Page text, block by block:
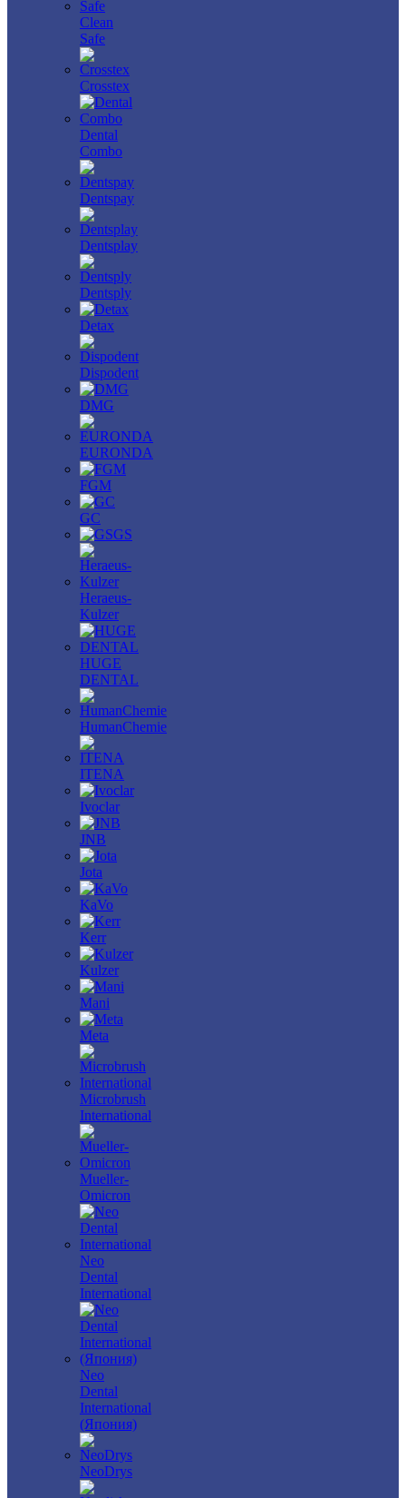
Clean
Safe
Crosstex
Dental
Combo
Dentspay
Dentsplay
Dentsply
Detax
Dispodent
DMG
EURONDA
FGM
GC
GS
Heraeus-
Kulzer
HUGE
DENTAL
HumanChemie
ITENA
Ivoclar
JNB
Jota
KaVo
Kerr
Kulzer
Mani
Meta
Microbrush
International
Mueller-
Omicron
Neo
Dental
International
Neo
Dental
International
(Япония)
NeoDrys